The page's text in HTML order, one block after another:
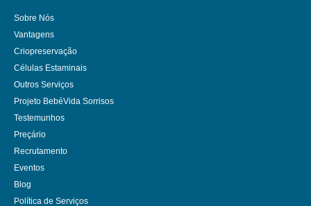
Sobre Nós
Vantagens
Criopreservação
Células Estaminais
Outros Serviços
Projeto BebéVida Sorrisos
Testemunhos
Preçário
Recrutamento
Eventos
Blog
Política de Serviços